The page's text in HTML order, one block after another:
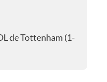
de Tottenham (1-